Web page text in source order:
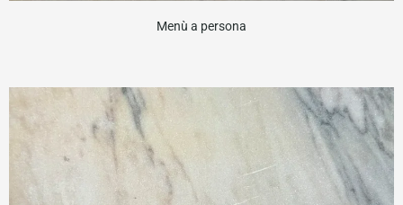
Menù a persona